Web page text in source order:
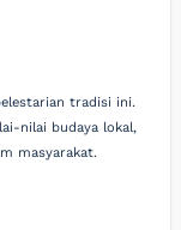
tradisi ini.
nilai budaya lokal,
masyarakat.